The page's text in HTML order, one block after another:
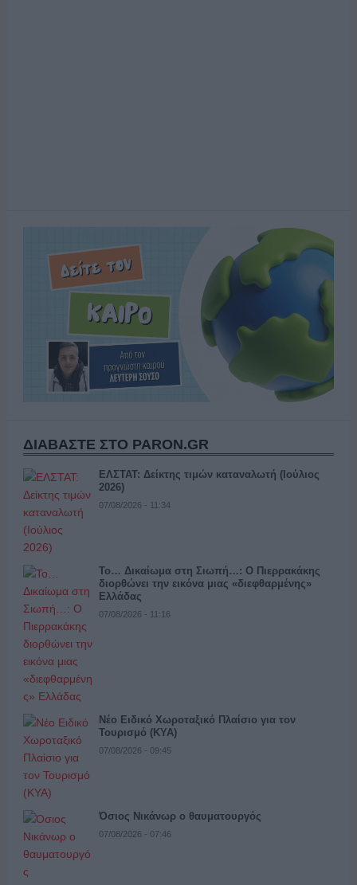
ΔΙΑΒΑΣΤΕ ΣΤΟ PARON.GR
ΕΛΣΤΑΤ: Δείκτης τιμών καταναλωτή (Ιούλιος
2026)
07/08/2026 - 11:34
Το… Δικαίωμα στη Σιωπή…: Ο Πιερρακάκης
διορθώνει την εικόνα μιας «διεφθαρμένης»
Ελλάδας
07/08/2026 - 11:16
Νέο Ειδικό Χωροταξικό Πλαίσιο για τον
Τουρισμό (ΚΥΑ)
07/08/2026 - 09:45
Όσιος Νικάνωρ ο θαυματουργός
07/08/2026 - 07:46